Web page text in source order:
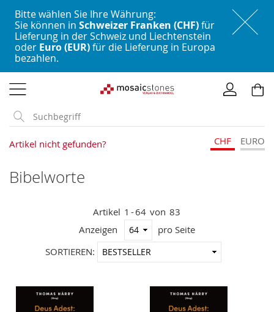
Bitte wählen Sie Ihre Währung:
Sie können in Schweizer Franken (CHF)für
Lieferung in der Schweiz und Liechtenstein
oder Euro (EUR)für die Lieferung in Europa
bezahlen.
zum
Inhalt
Artikel nicht gefunden? CHF EURO
Bibelworte
Artikel 1 -64 von 83
Anzeigen
pro Seite
SORTIEREN: